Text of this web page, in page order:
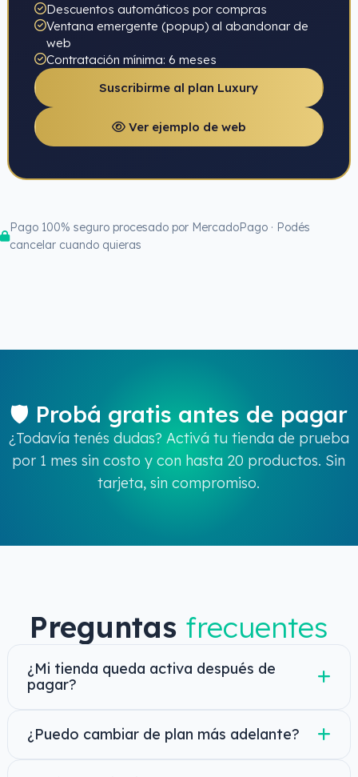
Descuentos automáticos por compras
Ventana emergente (popup) al abandonar de
web
Contratación mínima: 6 meses
Suscribirme al plan Luxury
Ver ejemplo de web
Pago 100% seguro procesado por MercadoPago · Podés
cancelar cuando quieras
🛡️ Probá gratis antes de pagar
¿Todavía tenés dudas? Activá tu tienda de prueba
por 1 mes sin costo y con hasta 20 productos. Sin
tarjeta, sin compromiso.
Preguntas frecuentes
¿Mi tienda queda activa después de
pagar?
MercadoPago, nos ponemos en contacto
¿Puedo cambiar de plan más adelante?